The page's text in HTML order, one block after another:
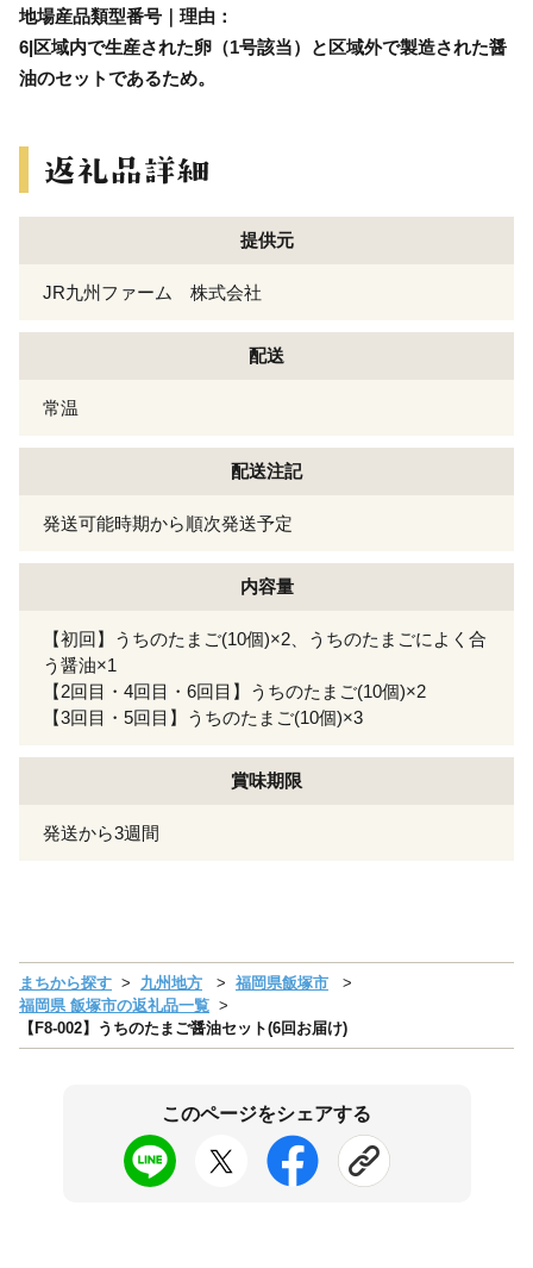
地場産品類型番号｜理由：
6|区域内で生産された卵（1号該当）と区域外で製造された醤
油のセットであるため。
提供元
JR九州ファーム 株式会社
配送
常温
配送注記
発送可能時期から順次発送予定
内容量
【初回】うちのたまご(10個)×2、うちのたまごによく合
う醤油×1
【2回目・4回目・6回目】うちのたまご(10個)×2
【3回目・5回目】うちのたまご(10個)×3
賞味期限
発送から3週間
まちから探す 九州地方
福岡県飯塚市
福岡県 飯塚市の返礼品一覧
【F8-002】うちのたまご醤油セット(6回お届け)
このページをシェアする